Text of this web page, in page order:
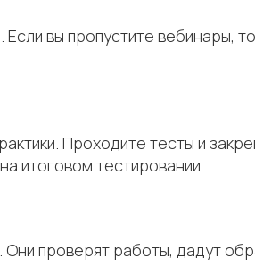
вы пропустите вебинары,
Проходите тесты и
итоговом тестировании
проверят работы, дадут